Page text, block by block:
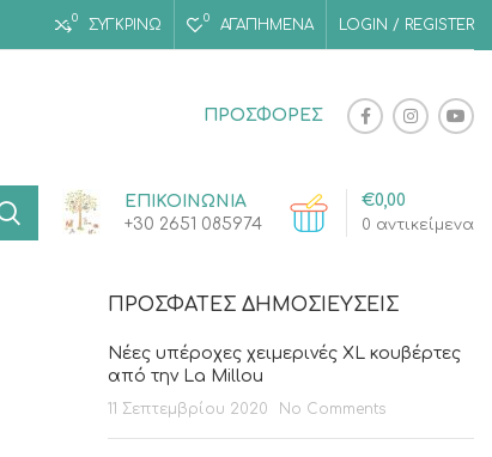
0 ΣΥΓΚΡΙΝΩ 0 ΑΓΑΠΗΜΈΝΑ LOGIN / REGISTER
ΠΡΟΣΦΟΡΕΣ
ΕΠΙΚΟΙΝΩΝΙΑ
+30 2651 085974
0 αντικείμενα
€0,00
ΠΡΌΣΦΑΤΕΣ ΔΗΜΟΣΙΕΎΣΕΙΣ
Νέες υπέροχες χειμερινές XL κουβέρτες
από την La Millou
11 Σεπτεμβρίου 2020 No Comments